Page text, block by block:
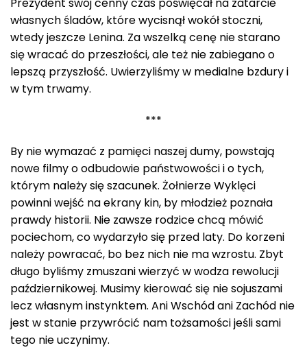
własnych śladów, które wycisnął wokół stoczni,
wtedy jeszcze Lenina. Za wszelką cenę nie starano
się wracać do przeszłości, ale też nie zabiegano o
lepszą przyszłość. Uwierzyliśmy w medialne bzdury i
w tym trwamy.
***
By nie wymazać z pamięci naszej dumy, powstają
nowe filmy o odbudowie państwowości i o tych,
którym należy się szacunek. Żołnierze Wyklęci
powinni wejść na ekrany kin, by młodzież poznała
prawdy historii. Nie zawsze rodzice chcą mówić
pociechom, co wydarzyło się przed laty. Do korzeni
należy powracać, bo bez nich nie ma wzrostu. Zbyt
długo byliśmy zmuszani wierzyć w wodza rewolucji
październikowej. Musimy kierować się nie sojuszami
lecz własnym instynktem. Ani Wschód ani Zachód nie
jest w stanie przywrócić nam tożsamości jeśli sami
tego nie uczynimy.